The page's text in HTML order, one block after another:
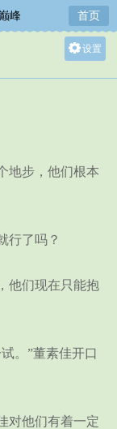
峰 首页
设置
步，他们根本
了吗？
们现在只能抱
。”董素佳开口
他们有着一定